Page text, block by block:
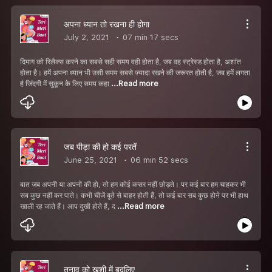
अपना ध्यान तो रखना ही होगा
July 2, 2021 07 min 17 secs
दिमाग को रिलैक्स करने का सबसे सही समय वही होता है, जब वह स्ट्रेस्ड होता है, अशांत
होता है। हमें अपना ध्यान भी उसी समय सबसे ज्यादा रखने की जरूरत होती है, जब हमें लगता
है जिंदगी में सुकून के लिए समय कहा ...Read more
जब पीड़ा की हो कई परतें
June 25, 2021 06 min 52 secs
बात जब अपनी या अपनों की हो, तो हम कोई कसर नहीं छोड़ते। पर कई बार हम चाहकर भी
सब कुछ नहीं कर पाते। कभी चीजें बूते से बाहर होती हैं, तो कई बार सब कुछ होने पर भी हाथ
खाली रह जाते हैं। आप दुखी होते हैं, द ...Read more
तनाव को खुशी में बदलिए